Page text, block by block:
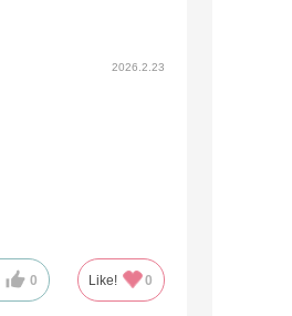
2026.2.23
0 Like! 0